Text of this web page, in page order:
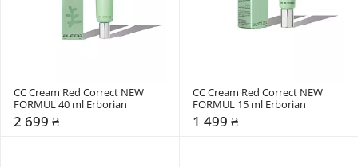
CC Cream Red Correct NEW
FORMUL 40 ml Erborian
2 699 ₴
CC Cream Red Correct NEW
FORMUL 15 ml Erborian
1 499 ₴